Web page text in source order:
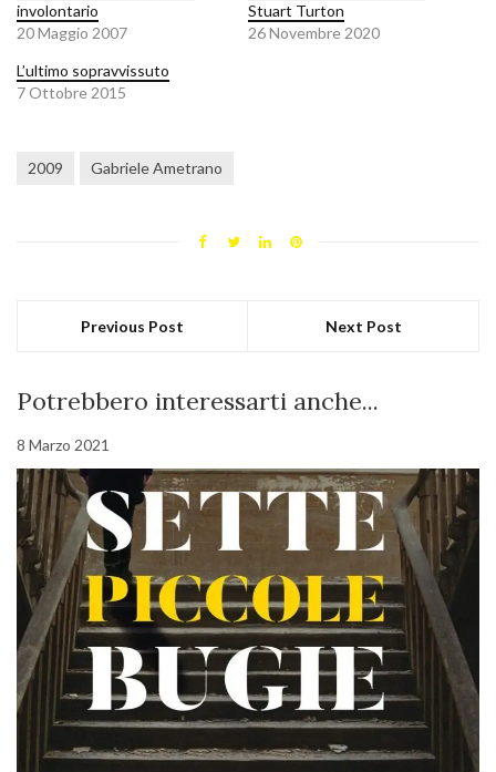
involontario
20 Maggio 2007
Stuart Turton
26 Novembre 2020
L’ultimo sopravvissuto
7 Ottobre 2015
2009 Gabriele Ametrano
Previous Post Next Post
Potrebbero interessarti anche...
8 Marzo 2021